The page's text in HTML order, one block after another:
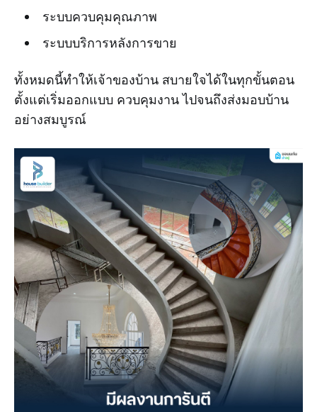
ระบบควบคุมคุณภาพ
ระบบบริการหลังการขาย
ทั้งหมดนี้ทำให้เจ้าของบ้าน สบายใจได้ในทุกขั้นตอน
ตั้งแต่เริ่มออกแบบ ควบคุมงาน ไปจนถึงส่งมอบบ้าน
อย่างสมบูรณ์